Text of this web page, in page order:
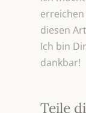
diesen
Ich bin
dankbar!
Teile